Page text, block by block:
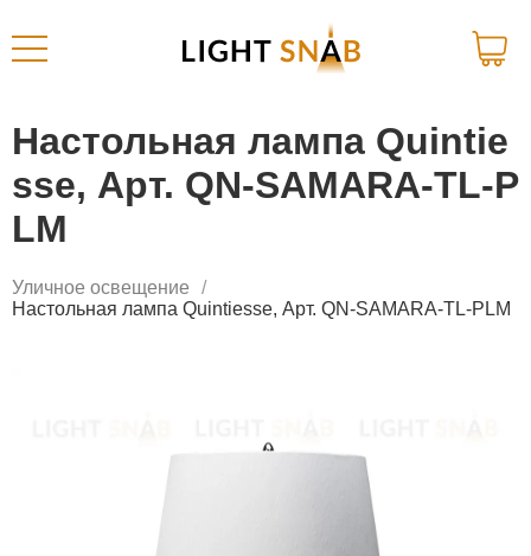
Настольная лампа Quintie
sse, Арт. QN-SAMARA-TL-P
LM
Уличное освещение
Настольная лампа Quintiesse, Арт. QN-SAMARA-TL-PLM